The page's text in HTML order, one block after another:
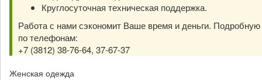
Круглосуточная техническая поддержка.
Работа с нами сэкономит Ваше время и деньги.
по телефонам:
+7 (3812) 38-76-64, 37-67-37
Женская одежда